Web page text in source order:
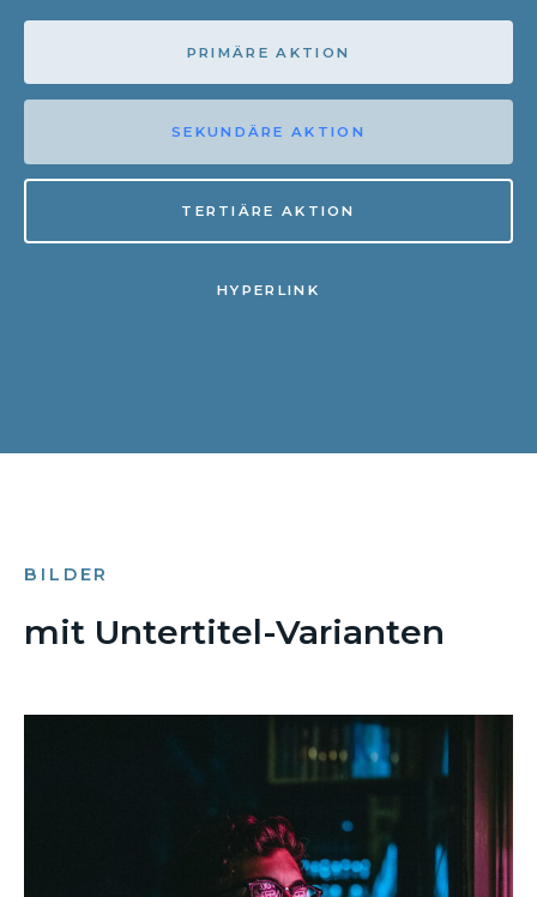
PRIMÄRE AKTION
SEKUNDÄRE AKTION
TERTIÄRE AKTION
HYPERLINK
BILDER
mit Untertitel-Varianten